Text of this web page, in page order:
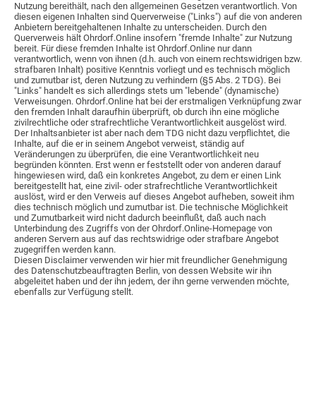
Nutzung bereithält, nach den allgemeinen Gesetzen verantwortlich. Von
diesen eigenen Inhalten sind Querverweise ("Links") auf die von anderen
Anbietern bereitgehaltenen Inhalte zu unterscheiden. Durch den
Querverweis hält Ohrdorf.Online insofern "fremde Inhalte" zur Nutzung
bereit. Für diese fremden Inhalte ist Ohrdorf.Online nur dann
verantwortlich, wenn von ihnen (d.h. auch von einem rechtswidrigen bzw.
strafbaren Inhalt) positive Kenntnis vorliegt und es technisch möglich
und zumutbar ist, deren Nutzung zu verhindern (§5 Abs. 2 TDG). Bei
"Links" handelt es sich allerdings stets um "lebende" (dynamische)
Verweisungen. Ohrdorf.Online hat bei der erstmaligen Verknüpfung zwar
den fremden Inhalt daraufhin überprüft, ob durch ihn eine mögliche
zivilrechtliche oder strafrechtliche Verantwortlichkeit ausgelöst wird.
Der Inhaltsanbieter ist aber nach dem TDG nicht dazu verpflichtet, die
Inhalte, auf die er in seinem Angebot verweist, ständig auf
Veränderungen zu überprüfen, die eine Verantwortlichkeit neu
begründen könnten. Erst wenn er feststellt oder von anderen darauf
hingewiesen wird, daß ein konkretes Angebot, zu dem er einen Link
bereitgestellt hat, eine zivil- oder strafrechtliche Verantwortlichkeit
auslöst, wird er den Verweis auf dieses Angebot aufheben, soweit ihm
dies technisch möglich und zumutbar ist. Die technische Möglichkeit
und Zumutbarkeit wird nicht dadurch beeinflußt, daß auch nach
Unterbindung des Zugriffs von der Ohrdorf.Online-Homepage von
anderen Servern aus auf das rechtswidrige oder strafbare Angebot
zugegriffen werden kann.
Diesen Disclaimer verwenden wir hier mit freundlicher Genehmigung
des Datenschutzbeauftragten Berlin, von dessen Website wir ihn
abgeleitet haben und der ihn jedem, der ihn gerne verwenden möchte,
ebenfalls zur Verfügung stellt.